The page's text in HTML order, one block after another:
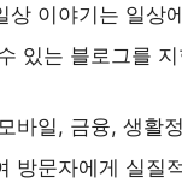
상 이야기는 일상
있는 블로그를
바일, 금융, 생활
방문자에게 실질